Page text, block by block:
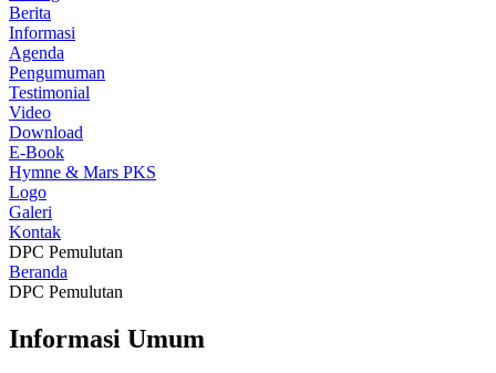
Berita
Informasi
Agenda
Pengumuman
Testimonial
Video
Download
E-Book
Hymne & Mars PKS
Logo
Galeri
Kontak
DPC Pemulutan
Beranda
DPC Pemulutan
Informasi Umum